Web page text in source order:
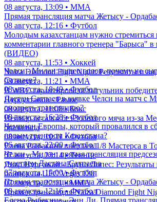
08 августа, 13:09 • ММА
Прямая трансляция матча Жетысу -
08 августа, 12:16 • Футбол
Молодым казахстанцам нужно
комментарии главного тренера "Барыса" в
(ВИДЕО)
08 августа, 11:53 • Хоккей
Naiza Diamond Fight Night: Результаты и
08 августа, 11:21 • ММА
В WBC гарантировали титульник
Нурсултанов - Рамос
08 августа, 11:08 • Бокс
Неймар остался без Золотого мяча из-за
бразильца
08 августа, 10:11 • Футбол
Елена Рыбакина вышла в 1/8 Мастерса в
07 августа, 23:14 • Теннис
Дияр Нургожай - Бруно Лопес: Результаты
бойцов на UFC Vegas 120
07 августа, 22:11 • ММА
Прямая трансляция Naiza Diamond Fight
Челси - Милан: видео голов, почему не
Сатпаев?
08 августа, 18:49 • Футбол
Дастан Сатпаев в заявке Челси на матч с
смотреть трансляцию?
08 августа, 16:28 • Футбол
Чемпион Европы, который провалился в
новым тренером Казахстана?
06 августа, 22:00 • Футбол
Челси - Милан: прямая трансляция
участием Дастана Сатпаева
07 августа, 15:00 • Футбол
Прямая трансляция матча Жетысу -
08 августа, 12:16 • Футбол